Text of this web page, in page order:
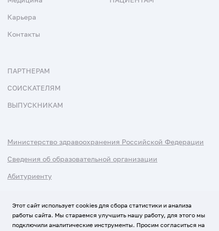
Карьера
Контакты
ПАРТНЕРАМ
СОИСКАТЕЛЯМ
ВЫПУСКНИКАМ
Министерство здравоохранения Российской Федерации
Сведения об образовательной организации
Абитуриенту
Этот сайт использует cookies для сбора статистики и анализа
работы сайта. Мы стараемся улучшить нашу работу, для этого мы
подключили аналитические инструменты. Просим согласиться на